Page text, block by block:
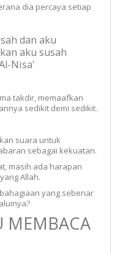
dia percaya setiap
dan aku
aku susah
Nisa'
takdir, memaafkan
sedikit demi sedikit.
suara untuk
sebagai kekuatan.
masih ada harapan
Allah.
yang sebenar
MEMBACA